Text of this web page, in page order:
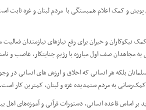
و کمک اعلام همبستگی با مردم لبنان و غزه ثابت
و خیران برای رفع نیازهای نیازمندان
مجاهدان صف اول مبارزه با رژیم جنایتکار، غاصب و
بلکه هر انسانی که اخلاق و ارزش های انسانی
به مردم ستمدیده غزه و لبنان، کمترین کار است.
بر اساس قاعده انسانی، دستورات قرآنی و آموزه‌های